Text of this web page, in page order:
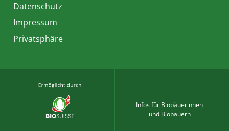
Datenschutz
Impressum
Privatsphäre
Infos für Biobäuerinnen
und Biobauern